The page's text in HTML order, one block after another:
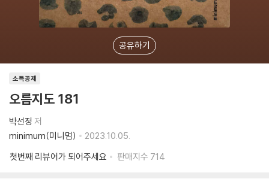
공유하기
소득공제
오름지도 181
박선정 저
minimum(미니멈)
2023.10.05.
첫번째 리뷰어가 되어주세요
판매지수 714